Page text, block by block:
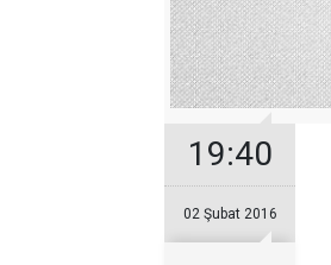
19:40
02 Şubat 2016